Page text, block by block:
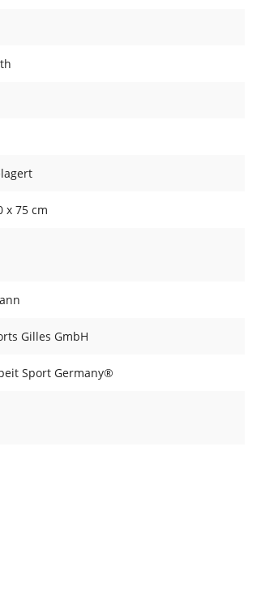
x 75 cm
Gilles GmbH
Sport Germany®